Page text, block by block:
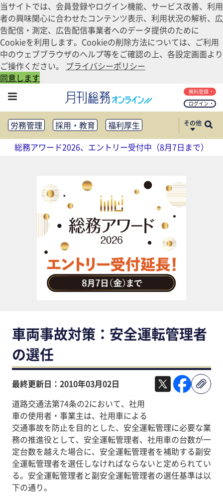
当サイトでは、会員登録やログイン機能、サービス改善、利用
者の興味関心に合わせたコンテンツ表示、利用状況の解析、広
告配信・測定、広告配信事業者へのデータ提供のために
Cookieを利用します。Cookieの削除方法については、ご利用
中のウェブブラウザのヘルプ等をご確認の上、各設定画面より
ご操作ください。 プライバシーポリシー
同意します
ログイン
無料登録
労務管理 採用・教育
福利厚生
健康経営
働き方改革
法務・コンプライアンス
社外・社内広報
社外・社内コミュニケーション活性化
FM・オフィス移転
CSR・SDGs
テクノロジー活用・DX
助成金・補助金・コスト削減
アウトソーシング・BPO
調査・レポート
その他
総務アワード2026、エントリー受付中（8月7日まで）
車両事故対策：安全運転管理者
の選任
最終更新日：2010年03月02日
道路交通法第74条の2において、社用
車の使用者・事業主は、社用車による
交通事故を防止を目的とした、安全運転管理に必要な業
務の推進役として、安全運転管理者、社用車の台数が一
定台数を越えた場合に、安全運転管理者を補助する副安
全運転管理者を選任しなければならないと定められてい
る。安全運転管理者と副安全運転管理者の選任基準は以
下の通り。